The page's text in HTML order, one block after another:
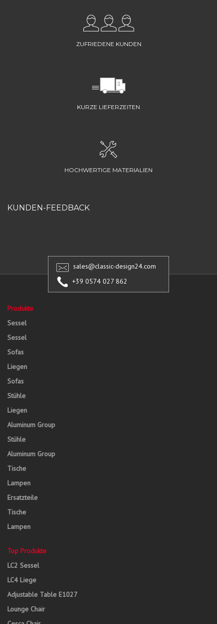
ZUFRIEDENE KUNDEN
KURZE LIEFERZEITEN
HOCHWERTIGE MATERIALIEN
KUNDEN-FEEDBACK
sales@classic-design24.com
+39 0574 027 862
Produkte
Sessel
Sessel
Sofas
Liegen
Sofas
Stühle
Liegen
Aluminum Group
Stühle
Aluminum Group
Tische
Lampen
Ersatzteile
Tische
Lampen
Top Produkte
LC2 Sessel
LC4 Liege
Adjustable Table E1027
Lounge Chair